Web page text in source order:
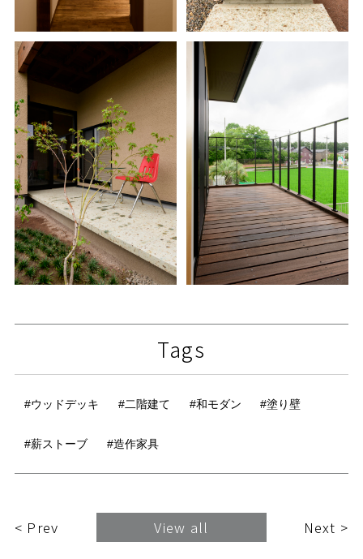
Tags
#ウッドデッキ #二階建て #和モダン #塗り壁
#薪ストーブ #造作家具
< Prev View all Next >